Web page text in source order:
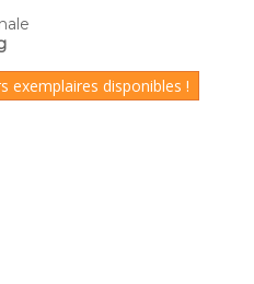
exemplaires disponibles !